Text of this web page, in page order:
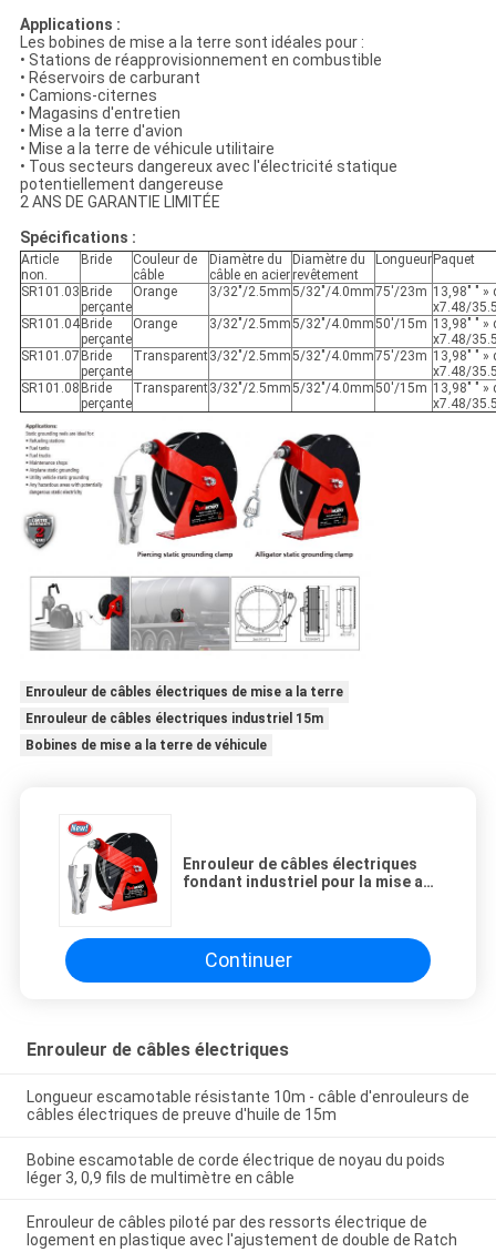
Applications :
Les bobines de mise a la terre sont idéales pour :
• Stations de réapprovisionnement en combustible
• Réservoirs de carburant
• Camions-citernes
• Magasins d'entretien
• Mise a la terre d'avion
• Mise a la terre de véhicule utilitaire
• Tous secteurs dangereux avec l'électricité statique
potentiellement dangereuse
2 ANS DE GARANTIE LIMITÉE
Spécifications :
Article
non.
Bride
Couleur de
câble
Diamètre du
câble en acier
Diamètre du
revêtement
Longueur Paquet
SR101.03 Bride
perçante
Orange 3/32"/2.5mm5/32"/4.0mm75'/23m 13,98" " »
x7.48/
SR101.04 Bride
perçante
Orange 3/32"/2.5mm5/32"/4.0mm50'/15m 13,98" " »
x7.48/
SR101.07 Bride
perçante
Transparent3/32"/2.5mm5/32"/4.0mm75'/23m 13,98" " »
x7.48/
SR101.08 Bride
perçante
Transparent3/32"/2.5mm5/32"/4.0mm50'/15m 13,98" " »
x7.48/
Enrouleur de câbles électriques de mise a la terre
Enrouleur de câbles électriques industriel 15m
Bobines de mise a la terre de véhicule
Enrouleur de câbles électriques
fondant industriel pour la mise a
Continuer
Enrouleur de câbles électriques
Longueur escamotable résistante 10m - câble d'enrouleurs de
câbles électriques de preuve d'huile de 15m
Bobine escamotable de corde électrique de noyau du poids
léger 3, 0,9 fils de multimètre en câble
Enrouleur de câbles piloté par des ressorts électrique de
logement en plastique avec l'ajustement de double de Ratch